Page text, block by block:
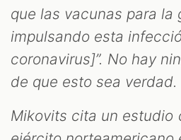
que las vacunas para la
impulsando esta
coronavirus]”. No hay
de que esto sea verdad.
Mikovits cita un estudio